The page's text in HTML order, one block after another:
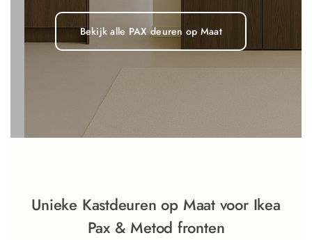
Bekijk alle PAX deuren op Maat
Unieke Kastdeuren op Maat voor Ikea
Pax & Metod fronten​